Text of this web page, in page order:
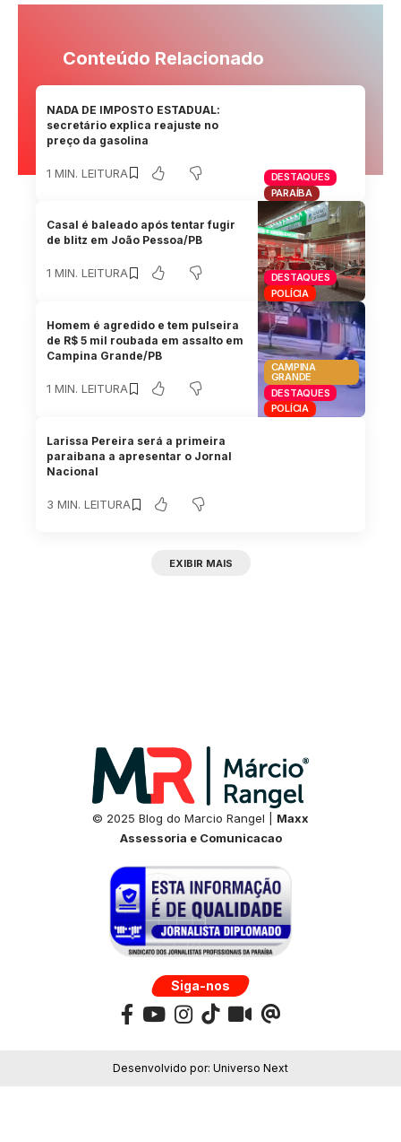
Conteúdo Relacionado
DESTAQUES
PARAÍBA
NADA DE IMPOSTO ESTADUAL:
secretário explica reajuste no
preço da gasolina
1 MIN. LEITURA
DESTAQUES
POLÍCIA
Casal é baleado após tentar fugir
de blitz em João Pessoa/PB
1 MIN. LEITURA
CAMPINA
GRANDE
DESTAQUES
POLÍCIA
Homem é agredido e tem pulseira
de R$ 5 mil roubada em assalto em
Campina Grande/PB
1 MIN. LEITURA
Larissa Pereira será a primeira
paraibana a apresentar o Jornal
Nacional
3 MIN. LEITURA
EXIBIR MAIS
© 2025 Blog do Marcio Rangel | Maxx
Assessoria e Comunicacao
Siga-nos
Desenvolvido por: Universo Next